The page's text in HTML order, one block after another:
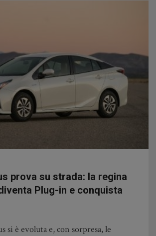
prova su strada: la regina
Plug-in e conquista
si è evoluta e, con sorpresa, le